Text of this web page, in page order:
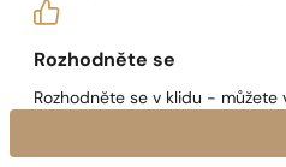
Rozhodněte se
Rozhodněte se v klidu -